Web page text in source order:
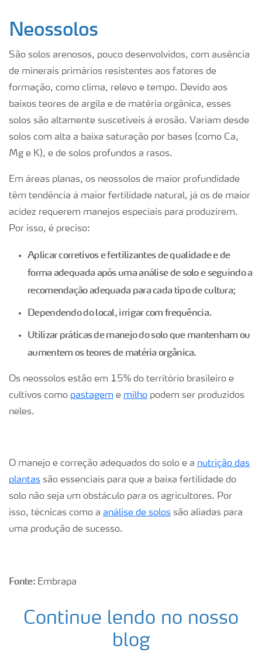
Neossolos
São solos arenosos, pouco desenvolvidos, com ausência
de minerais primários resistentes aos fatores de
formação, como clima, relevo e tempo. Devido aos
baixos teores de argila e de matéria orgânica, esses
solos são altamente suscetíveis à erosão. Variam desde
solos com alta a baixa saturação por bases (como Ca,
Mg e K), e de solos profundos a rasos.
Em áreas planas, os neossolos de maior profundidade
têm tendência à maior fertilidade natural, já os de maior
acidez requerem manejos especiais para produzirem.
Por isso, é preciso:
Aplicar corretivos e fertilizantes de qualidade e de
forma adequada após uma análise de solo e seguindo a
recomendação adequada para cada tipo de cultura;
Dependendo do local, irrigar com frequência.
Utilizar práticas de manejo do solo que mantenham ou
aumentem os teores de matéria orgânica.
Os neossolos estão em 15% do território brasileiro e
cultivos como pastagem e milho podem ser produzidos
neles.
O manejo e correção adequados do solo e a nutrição das
plantas são essenciais para que a baixa fertilidade do
solo não seja um obstáculo para os agricultores. Por
isso, técnicas como a análise de solos são aliadas para
uma produção de sucesso.
Fonte:Embrapa
Continue lendo no nosso
blog